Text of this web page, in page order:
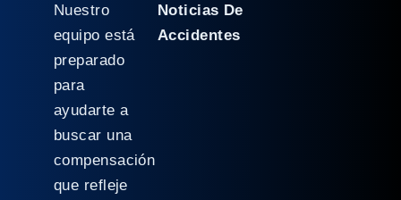
Nuestro
equipo está
preparado
para
ayudarte a
buscar una
compensación
que refleje
Noticias De
Accidentes